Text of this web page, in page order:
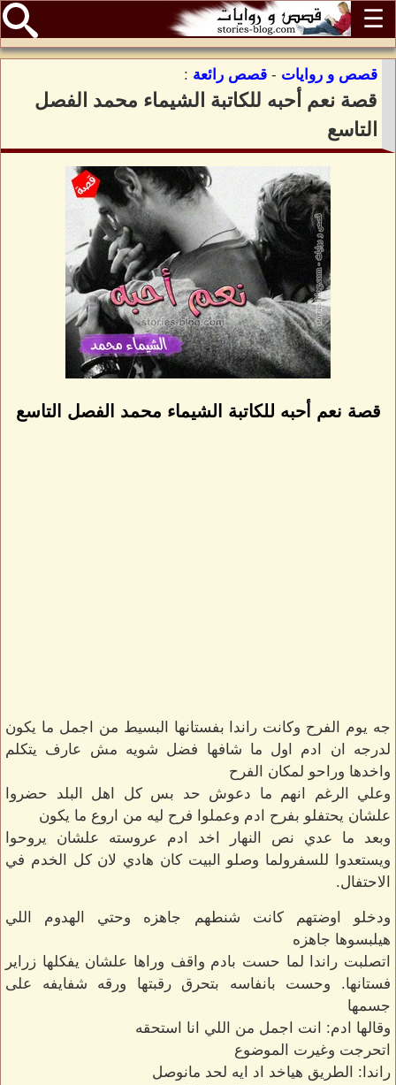
☰
قصص و روايات - قصص رائعة :
قصة نعم أحبه للكاتبة الشيماء محمد الفصل
التاسع
قصة نعم أحبه للكاتبة الشيماء محمد الفصل التاسع
جه يوم الفرح وكانت راندا بفستانها البسيط من اجمل ما يكون
لدرجه ان ادم اول ما شافها فضل شويه مش عارف يتكلم
واخدها وراحو لمكان الفرح
وعلي الرغم انهم ما دعوش حد بس كل اهل البلد حضروا
علشان يحتفلو بفرح ادم وعملوا فرح ليه من اروع ما يكون
وبعد ما عدي نص النهار اخد ادم عروسته علشان يروحوا
ويستعدوا للسفرولما وصلو البيت كان هادي لان كل الخدم في
الاحتفال.
ودخلو اوضتهم كانت شنطهم جاهزه وحتي الهدوم اللي
هيلبسوها جاهزه
اتصلبت راندا لما حست بادم واقف وراها علشان يفكلها زراير
فستانها. وحست بانفاسه بتحرق رقبتها ورقه شفايفه على
جسمها
وقالها ادم: انت اجمل من اللي انا استحقه
اتحرجت وغيرت الموضوع
راندا: الطريق هياخد اد ايه لحد مانوصل